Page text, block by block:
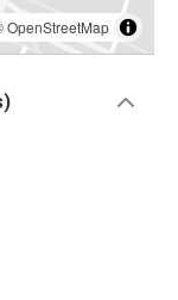
OpenStreetMap